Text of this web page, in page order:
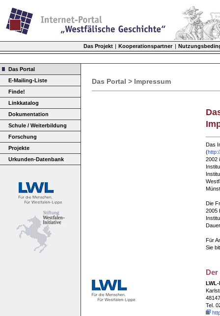
Das Projekt | Kooperationspartner |
Das Portal
E-Mailing-Liste
Finde!
Linkkatalog
Dokumentation
Schule / Weiterbildung
Forschung
Projekte
Urkunden-Datenbank
Das Portal > Impressum
Das
(
2002
Die
2005
Für
Sie
Tel.